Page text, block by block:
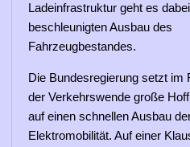
Ladeinfrastruktur geht es
beschleunigten Ausbau des
Fahrzeugbestandes.
Die Bundesregierung setzt im
der Verkehrswende große
auf einen schnellen Ausbau
Elektromobilität. Auf einer